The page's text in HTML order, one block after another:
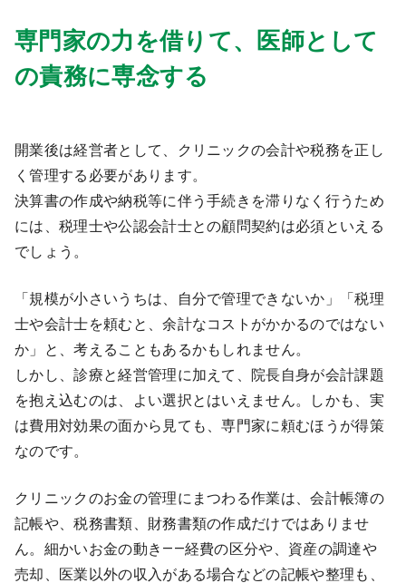
0120-315-606
医師求人
お問合せ
医院の譲渡・売却をお考えの方
専門家の力を借りて、医師として
の責務に専念する
開業後は経営者として、クリニックの会計や税務を正し
く管理する必要があります。
決算書の作成や納税等に伴う手続きを滞りなく行うため
には、税理士や公認会計士との顧問契約は必須といえる
でしょう。
「規模が小さいうちは、自分で管理できないか」「税理
士や会計士を頼むと、余計なコストがかかるのではない
か」と、考えることもあるかもしれません。
しかし、診療と経営管理に加えて、院長自身が会計課題
を抱え込むのは、よい選択とはいえません。しかも、実
は費用対効果の面から見ても、専門家に頼むほうが得策
なのです。
クリニックのお金の管理にまつわる作業は、会計帳簿の
記帳や、税務書類、財務書類の作成だけではありませ
ん。細かいお金の動き――経費の区分や、資産の調達や
売却、医業以外の収入がある場合などの記帳や整理も、